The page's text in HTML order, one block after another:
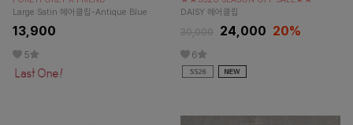
Large Satin 헤어클립-Antique Blue
13,900
5
DAISY 헤어클립
30,000 24,000 20%
6